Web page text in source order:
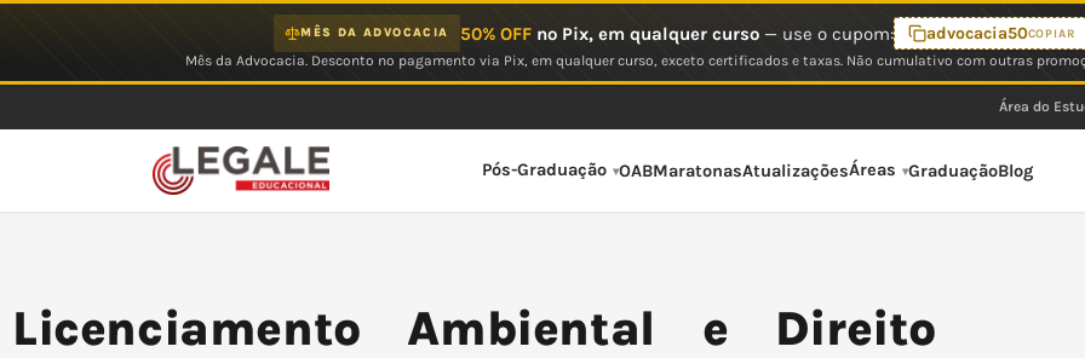
MÊS DA ADVOCACIA 50% OFFno Pix, em qualquer curso— use o cupom: advocacia50COPIAR
Mês da Advocacia. Desconto no pagamento via Pix, em qualquer curso, exceto certificados e taxas. Não cumulativo com outras
Área do
Pós-Graduação OABMaratonasAtualizaçõesÁreas GraduaçãoBlog
Licenciamento Ambiental e Direito